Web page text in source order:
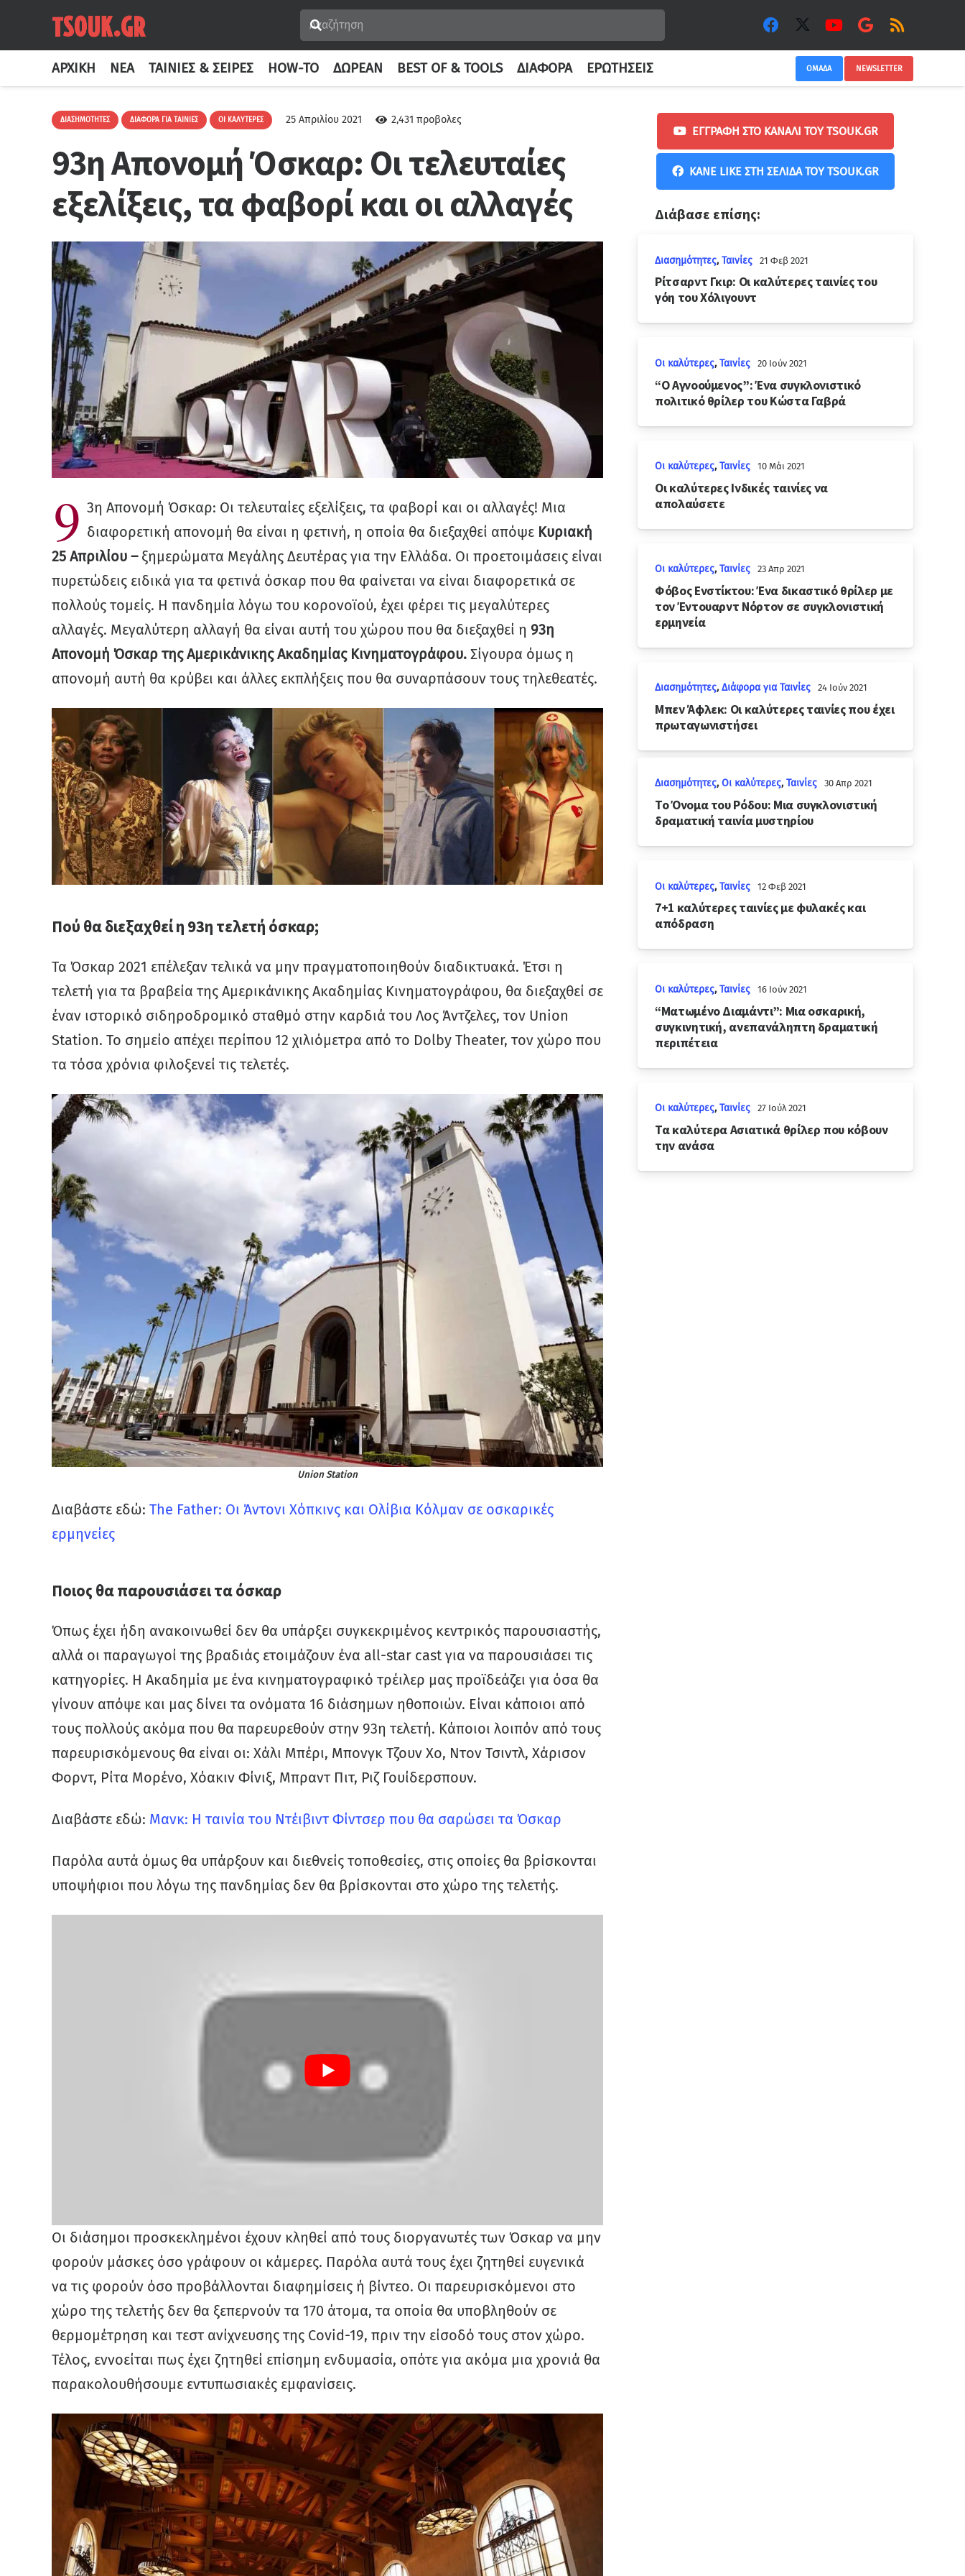
ΑΡΧΙΚΉ ΝΈΑ ΤΑΙΝΊΕΣ & ΣΕΙΡΈΣ HOW-TO ΔΩΡΕΆΝ BEST OF & TOOLS ΔΙΆΦΟΡΑ ΕΡΩΤΉΣΕΙΣ ΟΜΑΔΑ NEWSLETTER
ΔΙΑΣΗΜΌΤΗΤΕΣ ΔΙΆΦΟΡΑ ΓΙΑ ΤΑΙΝΊΕΣ ΟΙ ΚΑΛΎΤΕΡΕΣ 25 Απριλίου 2021 2,431 προβολες
93η Απονομή Όσκαρ: Οι τελευταίες
εξελίξεις, τα φαβορί και οι αλλαγές
9 3η Απονομή Όσκαρ: Οι τελευταίες εξελίξεις, τα φαβορί και οι αλλαγές! Μια
διαφορετική απονομή θα είναι η φετινή, η οποία θα διεξαχθεί απόψε Κυριακή
25 Απριλίου –ξημερώματα Μεγάλης Δευτέρας για την Ελλάδα. Οι προετοιμάσεις είναι
πυρετώδεις ειδικά για τα φετινά όσκαρ που θα φαίνεται να είναι διαφορετικά σε
πολλούς τομείς. Η πανδημία λόγω του κορονοϊού, έχει φέρει τις μεγαλύτερες
αλλαγές. Μεγαλύτερη αλλαγή θα είναι αυτή του χώρου που θα διεξαχθεί η 93η
Απονομή Όσκαρ της Αμερικάνικης Ακαδημίας Κινηματογράφου. Σίγουρα όμως η
απονομή αυτή θα κρύβει και άλλες εκπλήξεις που θα συναρπάσουν τους τηλεθεατές.
Πού θα διεξαχθεί η 93η τελετή όσκαρ;
Τα Όσκαρ 2021 επέλεξαν τελικά να μην πραγματοποιηθούν διαδικτυακά. Έτσι η
τελετή για τα βραβεία της Αμερικάνικης Ακαδημίας Κινηματογράφου, θα διεξαχθεί σε
έναν ιστορικό σιδηροδρομικό σταθμό στην καρδιά του Λος Άντζελες, τον Union
Station. Το σημείο απέχει περίπου 12 χιλιόμετρα από το Dolby Theater, τον χώρο που
τα τόσα χρόνια φιλοξενεί τις τελετές.
Union Station
Διαβάστε εδώ: The Father: Οι Άντονι Χόπκινς και Ολίβια Κόλμαν σε οσκαρικές
ερμηνείες
Ποιος θα παρουσιάσει τα όσκαρ
Όπως έχει ήδη ανακοινωθεί δεν θα υπάρξει συγκεκριμένος κεντρικός παρουσιαστής,
αλλά οι παραγωγοί της βραδιάς ετοιμάζουν ένα all-star cast για να παρουσιάσει τις
κατηγορίες. Η Ακαδημία με ένα κινηματογραφικό τρέιλερ μας προϊδεάζει για όσα θα
γίνουν απόψε και μας δίνει τα ονόματα 16 διάσημων ηθοποιών. Είναι κάποιοι από
τους πολλούς ακόμα που θα παρευρεθούν στην 93η τελετή. Κάποιοι λοιπόν από τους
παρευρισκόμενους θα είναι οι: Χάλι Μπέρι, Μπονγκ Τζουν Χο, Ντον Τσιντλ, Χάρισον
Φορντ, Ρίτα Μορένο, Χόακιν Φίνιξ, Μπραντ Πιτ, Ριζ Γουίδερσπουν.
Διαβάστε εδώ: Μανκ: Η ταινία του Ντέιβιντ Φίντσερ που θα σαρώσει τα Όσκαρ
Παρόλα αυτά όμως θα υπάρξουν και διεθνείς τοποθεσίες, στις οποίες θα βρίσκονται
υποψήφιοι που λόγω της πανδημίας δεν θα βρίσκονται στο χώρο της τελετής.
Οι διάσημοι προσκεκλημένοι έχουν κληθεί από τους διοργανωτές των Όσκαρ να μην
φορούν μάσκες όσο γράφουν οι κάμερες. Παρόλα αυτά τους έχει ζητηθεί ευγενικά
να τις φορούν όσο προβάλλονται διαφημίσεις ή βίντεο. Οι παρευρισκόμενοι στο
χώρο της τελετής δεν θα ξεπερνούν τα 170 άτομα, τα οποία θα υποβληθούν σε
θερμομέτρηση και τεστ ανίχνευσης της Covid-19, πριν την είσοδό τους στον χώρο.
Τέλος, εννοείται πως έχει ζητηθεί επίσημη ενδυμασία, οπότε για ακόμα μια χρονιά θα
παρακολουθήσουμε εντυπωσιακές εμφανίσεις.
ΕΓΓΡΑΦΉ ΣΤΟ ΚΑΝΆΛΙ ΤΟΥ TSOUK.GR
ΚΆΝΕ LIKE ΣΤΗ ΣΕΛΊΔΑ ΤΟΥ TSOUK.GR
Διάβασε επίσης:
Διασημότητες,Ταινίες 21 Φεβ 2021
Ρίτσαρντ Γκιρ: Οι καλύτερες ταινίες του
γόη του Χόλιγουντ
Οι καλύτερες,Ταινίες 20 Ιούν 2021
“Ο Αγνοούμενος”: Ένα συγκλονιστικό
πολιτικό θρίλερ του Κώστα Γαβρά
Οι καλύτερες,Ταινίες 10 Μάι 2021
Οι καλύτερες Ινδικές ταινίες να
απολαύσετε
Οι καλύτερες,Ταινίες 23 Απρ 2021
Φόβος Ενστίκτου: Ένα δικαστικό θρίλερ με
τον Έντουαρντ Νόρτον σε συγκλονιστική
ερμηνεία
Διασημότητες,Διάφορα για Ταινίες 24 Ιούν 2021
Μπεν Άφλεκ: Οι καλύτερες ταινίες που έχει
πρωταγωνιστήσει
Διασημότητες,Οι καλύτερες,Ταινίες 30 Απρ 2021
Το Όνομα του Ρόδου: Μια συγκλονιστική
δραματική ταινία μυστηρίου
Οι καλύτερες,Ταινίες 12 Φεβ 2021
7+1 καλύτερες ταινίες με φυλακές και
απόδραση
Οι καλύτερες,Ταινίες 16 Ιούν 2021
“Ματωμένο Διαμάντι”: Μια οσκαρική,
συγκινητική, ανεπανάληπτη δραματική
περιπέτεια
Οι καλύτερες,Ταινίες 27 Ιούλ 2021
Τα καλύτερα Ασιατικά θρίλερ που κόβουν
την ανάσα